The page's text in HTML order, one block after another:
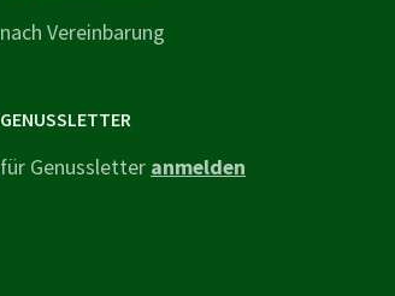
nach Vereinbarung
GENUSSLETTER
für Genussletter anmelden